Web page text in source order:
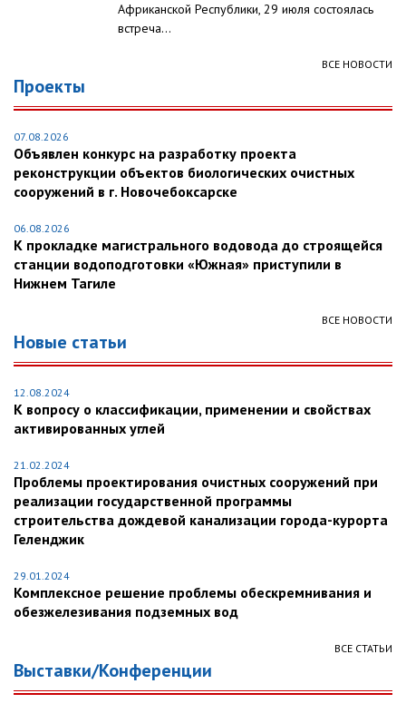
Африканской Республики, 29 июля состоялась
встреча...
ВСЕ НОВОСТИ
Проекты
07.08.2026
Объявлен конкурс на разработку проекта
реконструкции объектов биологических очистных
сооружений в г. Новочебоксарске
06.08.2026
К прокладке магистрального водовода до строящейся
станции водоподготовки «Южная» приступили в
Нижнем Тагиле
ВСЕ НОВОСТИ
Новые статьи
12.08.2024
К вопросу о классификации, применении и свойствах
активированных углей
21.02.2024
Проблемы проектирования очистных сооружений при
реализации государственной программы
строительства дождевой канализации города-курорта
Геленджик
29.01.2024
Комплексное решение проблемы обескремнивания и
обезжелезивания подземных вод
ВСЕ СТАТЬИ
Выставки/Конференции